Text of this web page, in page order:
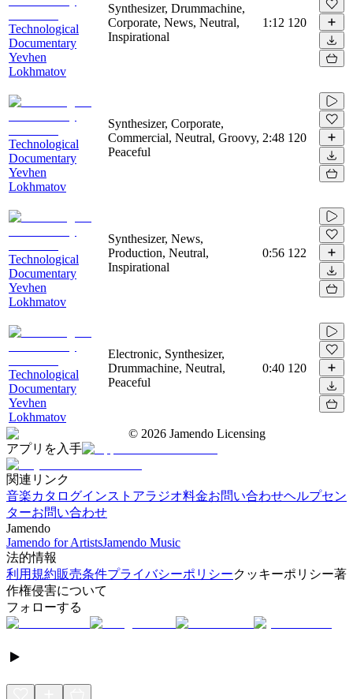
Technological
Documentary
Yevhen
Lokhmatov
Synthesizer, Drummachine,
Corporate, News, Neutral,
Inspirational
1:12 120
Technological
Documentary
Yevhen
Lokhmatov
Synthesizer, Corporate,
Commercial, Neutral, Groovy,
Peaceful
2:48 120
Technological
Documentary
Yevhen
Lokhmatov
Synthesizer, News,
Production, Neutral,
Inspirational
0:56 122
Technological
Documentary
Yevhen
Lokhmatov
Electronic, Synthesizer,
Drummachine, Neutral,
Peaceful
0:40 120
© 2026 Jamendo Licensing
アプリを入手
関連リンク
音楽カタログインストアラジオ料金お問い合わせヘルプセン
ターお問い合わせ
Jamendo
Jamendo for ArtistsJamendo Music
法的情報
利用規約販売条件プライバシーポリシークッキーポリシー著
作権侵害について
フォローする